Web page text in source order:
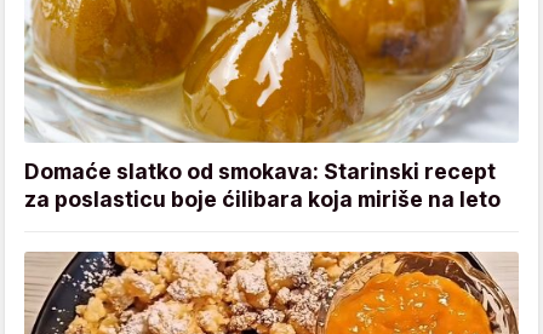
Domaće slatko od smokava: Starinski recept
za poslasticu boje ćilibara koja miriše na leto